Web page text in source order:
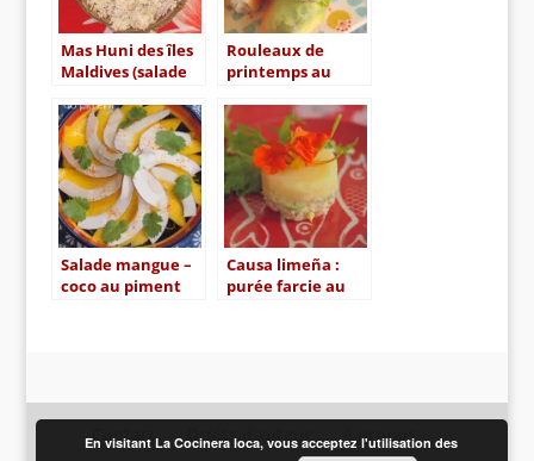
Mas Huni des îles
Maldives (salade
coco)
Rouleaux de
printemps au
mangue et avocat
Salade mangue –
coco au piment
Causa limeña :
purée farcie au
Contact Droits d’auteur A propos
En visitant La Cocinera loca, vous acceptez l'utilisation des